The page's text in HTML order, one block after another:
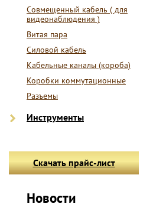
Совмещенный кабель ( для
видеонаблюдения )
Витая пара
Силовой кабель
Кабельные каналы (короба)
Коробки коммутационные
Разъемы
Инструменты
Скачать прайс-лист
Новости